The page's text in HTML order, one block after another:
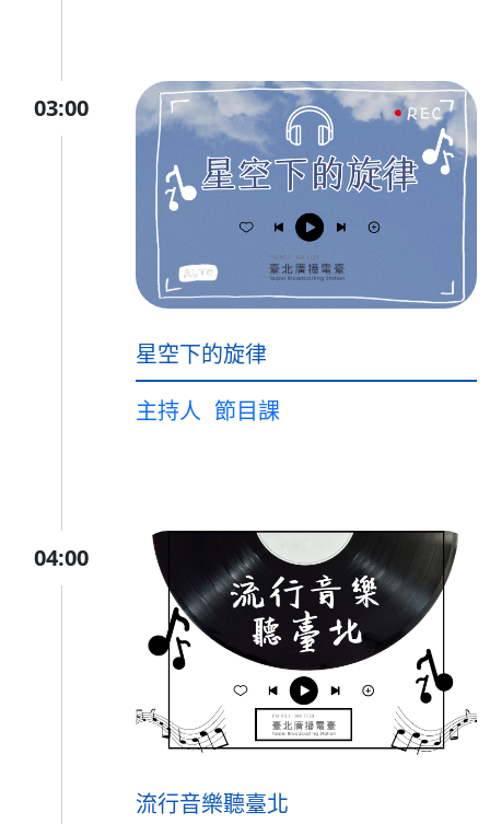
03:00
星空下的旋律
主持人 節目課
04:00
流行音樂聽臺北